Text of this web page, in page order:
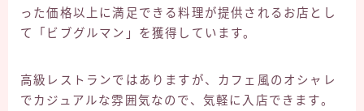
った価格以上に満足できる料理が提供されるお店とし
て「ビブグルマン」を獲得しています。
高級レストランではありますが、カフェ風のオシャレ
でカジュアルな雰囲気なので、気軽に入店できます。